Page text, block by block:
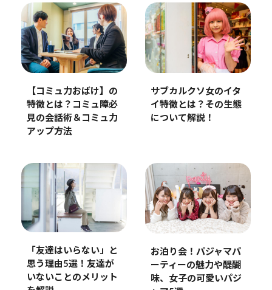
【コミュ力おばけ】の
特徴とは？コミュ障必
見の会話術＆コミュ力
アップ方法
サブカルクソ女のイタ
イ特徴とは？その生態
について解説！
「友達はいらない」と
思う理由5選！友達が
いないことのメリット
お泊り会！パジャマパ
ーティーの魅力や醍醐
味、女子の可愛いパジ